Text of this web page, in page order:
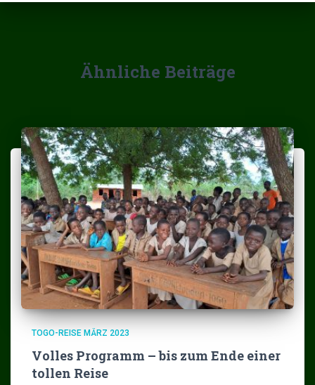
Ähnliche Beiträge
TOGO-REISE MÄRZ 2023
Volles Programm – bis zum Ende einer
tollen Reise